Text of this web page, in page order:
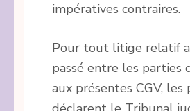
impératives contraires.
Pour tout litige relatif
passé entre les parties
aux présentes CGV, les